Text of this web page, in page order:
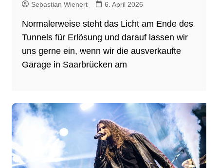
Sebastian Wienert 6. April 2026
Normalerweise steht das Licht am Ende des
Tunnels für Erlösung und darauf lassen wir
uns gerne ein, wenn wir die ausverkaufte
Garage in Saarbrücken am